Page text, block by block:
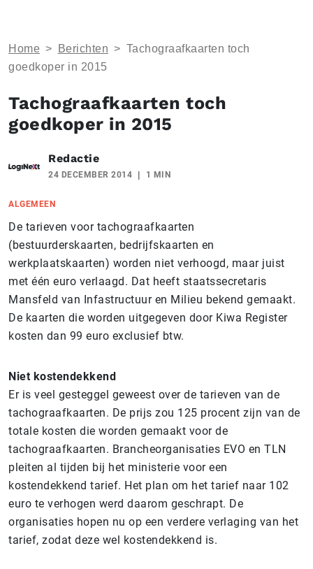
Home > Berichten > Tachograafkaarten toch
goedkoper in 2015
Tachograafkaarten toch
goedkoper in 2015
Redactie
24 DECEMBER 2014 1 MIN
ALGEMEEN
De tarieven voor tachograafkaarten
(bestuurderskaarten, bedrijfskaarten en
werkplaatskaarten) worden niet verhoogd, maar juist
met één euro verlaagd. Dat heeft staatssecretaris
Mansfeld van Infastructuur en Milieu bekend gemaakt.
De kaarten die worden uitgegeven door Kiwa Register
kosten dan 99 euro exclusief btw.
Niet kostendekkend
Er is veel gesteggel geweest over de tarieven van de
tachograafkaarten. De prijs zou 125 procent zijn van de
totale kosten die worden gemaakt voor de
tachograafkaarten. Brancheorganisaties EVO en TLN
pleiten al tijden bij het ministerie voor een
kostendekkend tarief. Het plan om het tarief naar 102
euro te verhogen werd daarom geschrapt. De
organisaties hopen nu op een verdere verlaging van het
tarief, zodat deze wel kostendekkend is.